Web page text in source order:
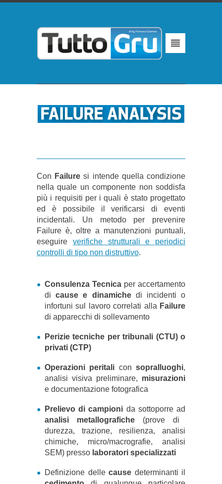
Con Failure si intende quella condizione
nella quale un componente non soddisfa
più i requisiti per i quali è stato progettato
ed è possibile il verificarsi di eventi
incidentali. Un metodo per prevenire
Failure è, oltre a manutenzioni puntuali,
eseguire verifiche strutturali e periodici
controlli di tipo non distruttivo.
Consulenza Tecnica per accertamento
dicause e dinamiche di incidenti o
infortuni sul lavoro correlati alla Failure
di apparecchi di sollevamento
Perizie tecniche per tribunali (CTU) o
privati (CTP)
Operazioni peritali con sopralluoghi,
analisi visiva preliminare, misurazioni
e documentazione fotografica
Prelievo di campioni da sottoporre ad
analisi metallografiche (prove di
durezza, trazione, resilienza, analisi
chimiche, micro/macrografie, analisi
SEM) presso laboratori specializzati
Definizione delle cause determinanti il